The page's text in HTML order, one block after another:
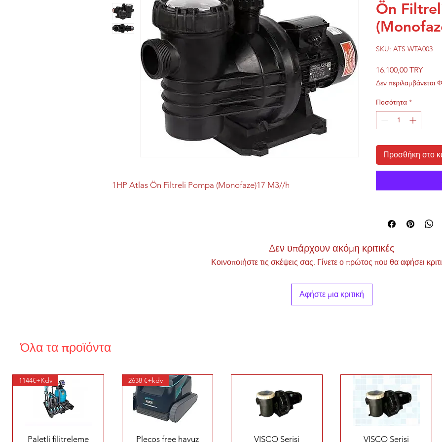
1HP Atlas Ön Filtreli Pompa (Monofaze)17 M3//h
Ön
SKU: ATS WTA003
16.100,00 TRYΤιμή
Δεν περιλαμβάνεται
Ποσότητα *
Προσθήκη στο
Δεν υπάρχουν ακόμη κριτικές
Κοινοποιήστε τις σκέψεις σας. Γίνετε ο πρώτος που θα αφήσει
Αφήστε μια κριτική
Όλα τα προϊόντα
Γρήγορη προβολή
1144€+Kdv
Paletli filitreleme
Γρήγορη προβολή
2638 €+kdv
Plecos free havuz
Γρήγορη προβολή
VISCO Serisi
Γρήγορη προβολή
VISCO Serisi